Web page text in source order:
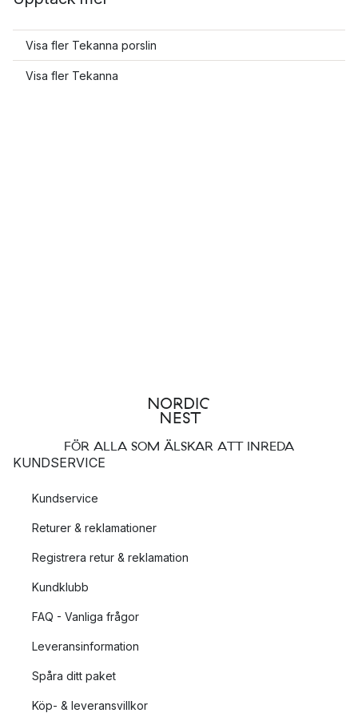
Visa fler Tekanna porslin
Visa fler Tekanna
FÖR ALLA SOM ÄLSKAR ATT INREDA
KUNDSERVICE
Kundservice
Returer & reklamationer
Registrera retur & reklamation
Kundklubb
FAQ - Vanliga frågor
Leveransinformation
Spåra ditt paket
Köp- & leveransvillkor